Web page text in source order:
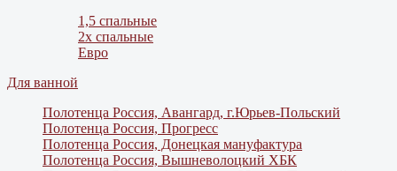
1,5 спальные
2х спальные
Евро
Для ванной
Полотенца Россия, Авангард, г.Юрьев-Польский
Полотенца Россия, Прогресс
Полотенца Россия, Донецкая мануфактура
Полотенца Россия, Вышневолоцкий ХБК